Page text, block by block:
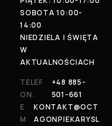
SOBOTA 10:00-
14:00
NIEDZIELA I ŚWIĘTA
W
AKTUALNOŚCIACH
TELEF
ON:
+48 885-
501-661
E
M
KONTAKT@OCT
AGONPIEKARYSL